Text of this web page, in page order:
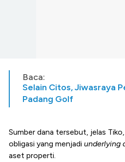
Baca:
Selain Citos, Jiwasraya
Padang Golf
Sumber dana tersebut, jelas
obligasi yang menjadi underlying
aset properti.